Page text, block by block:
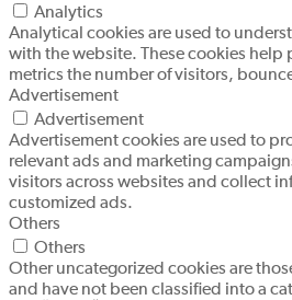
Analytics
Analytical cookies are used to
with the website. These cookies help
metrics the number of visitors,
Advertisement
Advertisement
Advertisement cookies are used to
relevant ads and marketing
visitors across websites and collect
customized ads.
Others
Others
Other uncategorized cookies are
and have not been classified into a